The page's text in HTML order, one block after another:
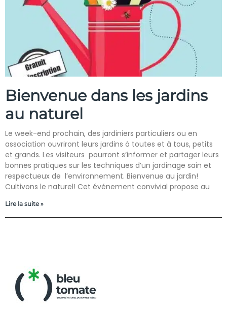
Bienvenue dans les jardins
au naturel
Le week-end prochain, des jardiniers particuliers ou en
association ouvriront leurs jardins à toutes et à tous, petits
et grands. Les visiteurs pourront s’informer et partager leurs
bonnes pratiques sur les techniques d’un jardinage sain et
respectueux de l’environnement. Bienvenue au jardin!
Cultivons le naturel! Cet événement convivial propose au
Lire la suite »